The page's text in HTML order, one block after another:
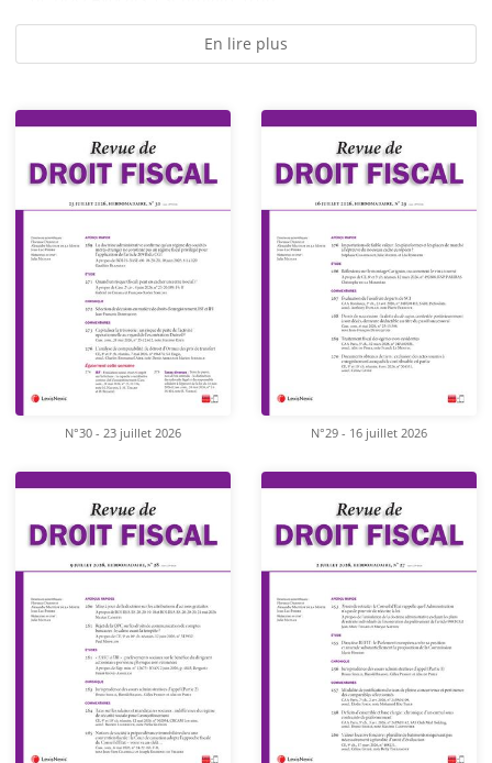
En lire plus
N°30 - 23 juillet 2026 N°29 - 16 juillet 2026